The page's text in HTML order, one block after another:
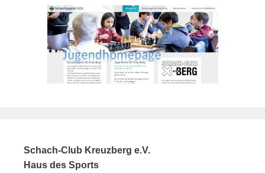
Schach-Club Kreuzberg e.V.
Haus des Sports